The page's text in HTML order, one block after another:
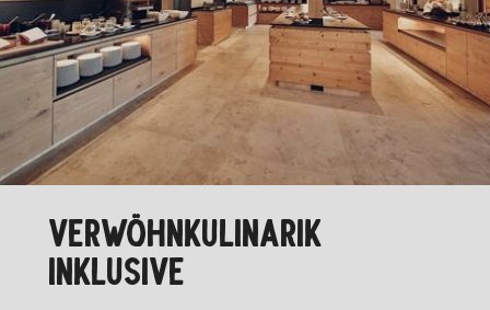
VERWÖHNKULINARIK
INKLUSIVE